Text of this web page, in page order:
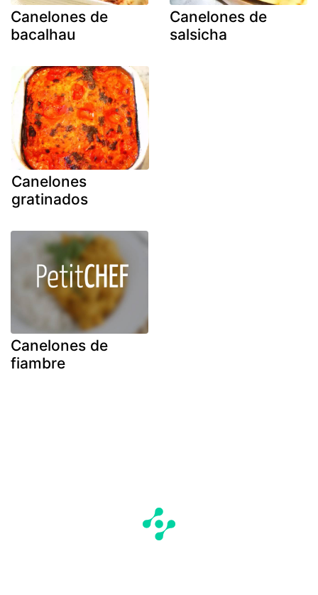
Canelones de
bacalhau
Canelones de
salsicha
Canelones
gratinados
Canelones de
fiambre